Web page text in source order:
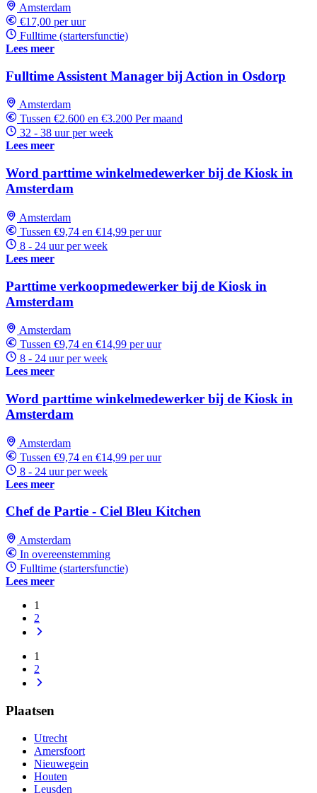
Amsterdam
€17,00 per uur
Fulltime (startersfunctie)
Lees meer
Fulltime Assistent Manager bij Action in Osdorp
Amsterdam
Tussen €2.600 en €3.200 Per maand
32 - 38 uur per week
Lees meer
Word parttime winkelmedewerker bij de Kiosk in
Amsterdam
Amsterdam
Tussen €9,74 en €14,99 per uur
8 - 24 uur per week
Lees meer
Parttime verkoopmedewerker bij de Kiosk in
Amsterdam
Amsterdam
Tussen €9,74 en €14,99 per uur
8 - 24 uur per week
Lees meer
Word parttime winkelmedewerker bij de Kiosk in
Amsterdam
Amsterdam
Tussen €9,74 en €14,99 per uur
8 - 24 uur per week
Lees meer
Chef de Partie - Ciel Bleu Kitchen
Amsterdam
In overeenstemming
Fulltime (startersfunctie)
Lees meer
1
2
1
2
Plaatsen
Utrecht
Amersfoort
Nieuwegein
Houten
Leusden